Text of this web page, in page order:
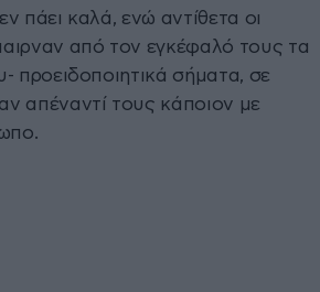
πάει καλά, ενώ αντίθετα οι
από τον εγκέφαλό τους τα
προειδοποιητικά σήματα, σε
απέναντί τους κάποιον με